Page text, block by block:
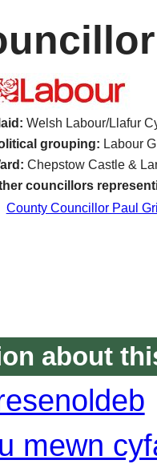
Welsh Labour/Llafur
grouping: Labour
Chepstow Castle &
councillors
County Councillor Paul
about
mewn